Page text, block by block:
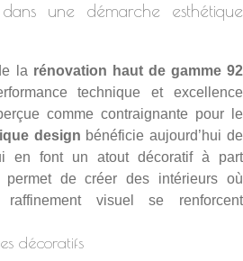
dans une démarche esthétique
la rénovation haut de gamme 92
technique et excellence
comme contraignante pour le
design bénéficie aujourd’hui de
en font un atout décoratif à part
permet de créer des intérieurs où
visuel se renforcent
décoratifs